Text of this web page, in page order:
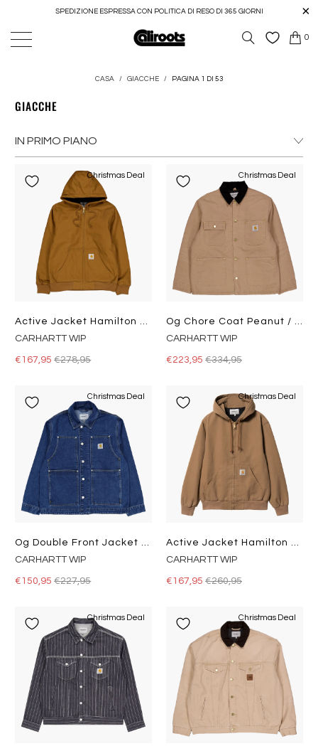
SPEDIZIONE ESPRESSA CON POLITICA DI RESO DI 365 GIORNI
0
CASA / GIACCHE / PAGINA 1 DI 53
GIACCHE
Christmas Deal
CARHARTT WIP
€167,95€278,95
Christmas Deal
CARHARTT WIP
€223,95 €334,95
Christmas Deal
CARHARTT WIP
€150,95€227,95
Christmas Deal
CARHARTT WIP
€167,95 €260,95
Christmas Deal Christmas Deal